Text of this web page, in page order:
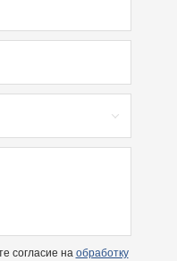
согласие на обработку